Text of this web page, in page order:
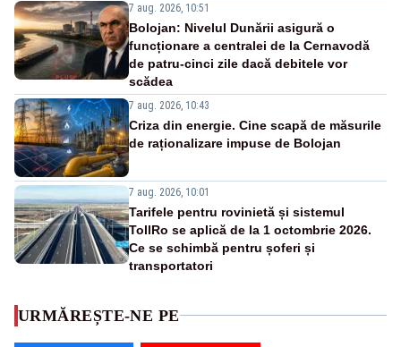
7 aug. 2026, 10:51
Bolojan: Nivelul Dunării asigură o
funcționare a centralei de la Cernavodă
de patru-cinci zile dacă debitele vor
scădea
7 aug. 2026, 10:43
Criza din energie. Cine scapă de măsurile
de raționalizare impuse de Bolojan
7 aug. 2026, 10:01
Tarifele pentru rovinietă și sistemul
TollRo se aplică de la 1 octombrie 2026.
Ce se schimbă pentru șoferi și
transportatori
URMĂREȘTE-NE PE